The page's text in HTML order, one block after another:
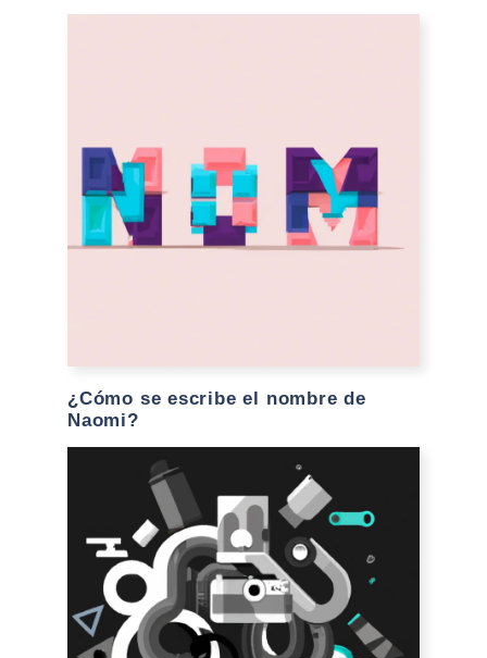
¿Cómo se escribe el nombre de
Naomi?